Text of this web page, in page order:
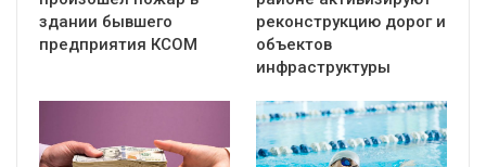
здании бывшего
предприятия КСОМ
реконструкцию дорог и
объектов
инфраструктуры